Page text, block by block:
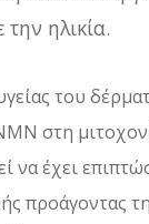
την ηλικία.
του
στη
να έχει
προάγοντας